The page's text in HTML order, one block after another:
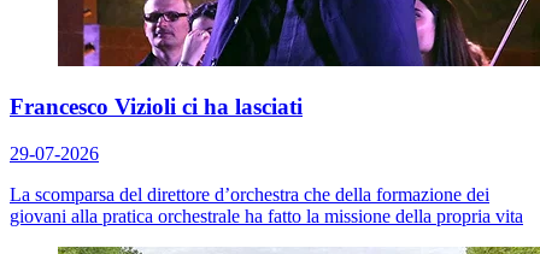
Francesco Vizioli ci ha lasciati
29-07-2026
La scomparsa del direttore d’orchestra che della formazione dei
giovani alla pratica orchestrale ha fatto la missione della propria vita